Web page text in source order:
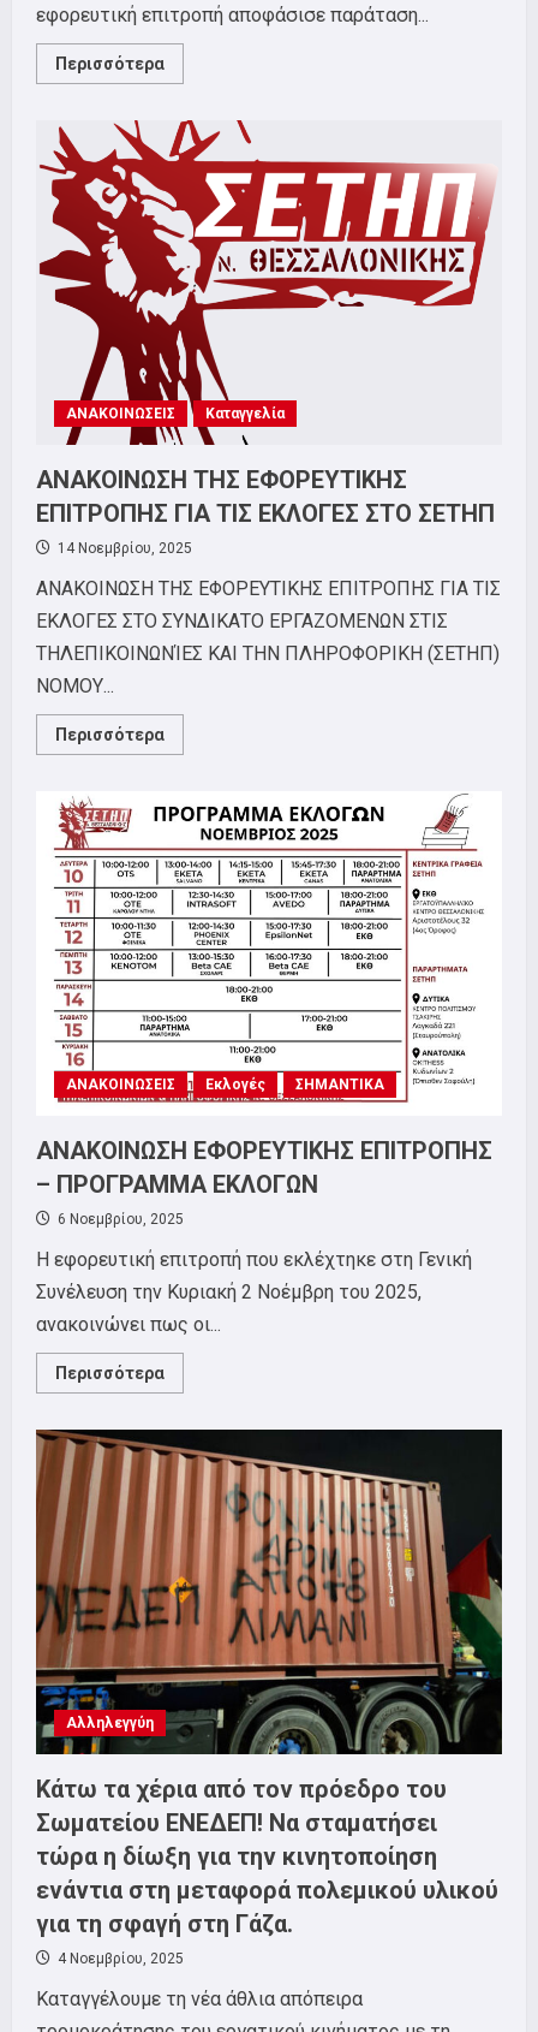
εφορευτική επιτροπή αποφάσισε παράταση...
Περισσότερα
more
ΕΠΙΤΡΟΠΗ
ΣΕΤΗΠ
ΘΕΣΣΑΛΟΝΙΚΗΣ:
ΠΑΡΑΤΑΣΗ
ΕΚΛΟΓΩΝ
ΠΕΜΠΤΗ
20/11
18:00-
21:00
ΕΚΘ
ΑΝΑΚΟΙΝΩΣΕΙΣ Καταγγελία
ΑΝΑΚΟΙΝΩΣΗ ΤΗΣ ΕΦΟΡΕΥΤΙΚΗΣ
ΕΠIΤΡΟΠΗΣ ΓΙΑ ΤΙΣ ΕΚΛΟΓΕΣ ΣΤΟ ΣΕΤΗΠ
14 Νοεμβρίου, 2025
ΑΝΑΚΟΙΝΩΣΗ ΤΗΣ ΕΦΟΡΕΥΤΙΚΗΣ ΕΠIΤΡΟΠΗΣ ΓΙΑ ΤΙΣ
ΕΚΛΟΓΕΣ ΣΤΟ ΣΥΝΔΙΚΑΤΟ ΕΡΓΑΖΟΜΕΝΩΝ ΣΤΙΣ
ΤΗΛΕΠΙΚΟΙΝΩΝΊΕΣ ΚΑΙ ΤΗΝ ΠΛΗΡΟΦΟΡΙΚΗ (ΣΕΤΗΠ)
ΝΟΜΟΥ...
Περισσότερα
more
ΕΦΟΡΕΥΤΙΚΗΣ
ΕΠIΤΡΟΠΗΣ
ΓΙΑ
ΤΙΣ
ΕΚΛΟΓΕΣ
ΣΤΟ
ΣΕΤΗΠ
ΑΝΑΚΟΙΝΩΣΕΙΣ Εκλογές ΣΗΜΑΝΤΙΚΑ
ΑΝΑΚΟΙΝΩΣΗ ΕΦΟΡΕΥΤΙΚΗΣ ΕΠΙΤΡΟΠΗΣ
– ΠΡΟΓΡΑΜΜΑ ΕΚΛΟΓΩΝ
6 Νοεμβρίου, 2025
Η εφορευτική επιτροπή που εκλέχτηκε στη Γενική
Συνέλευση την Κυριακή 2 Νοέμβρη του 2025,
ανακοινώνει πως οι...
Περισσότερα
more
ΕΠΙΤΡΟΠΗΣ
ΠΡΟΓΡΑΜΜΑ
ΕΚΛΟΓΩΝ
Αλληλεγγύη
Κάτω τα χέρια από τον πρόεδρο του
Σωματείου ΕΝΕΔΕΠ! Να σταματήσει
τώρα η δίωξη για την κινητοποίηση
ενάντια στη μεταφορά πολεμικού υλικού
για τη σφαγή στη Γάζα.
4 Νοεμβρίου, 2025
Καταγγέλουμε τη νέα άθλια απόπειρα